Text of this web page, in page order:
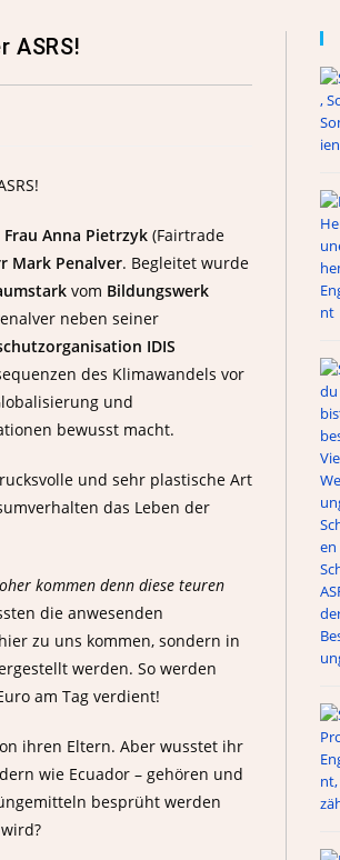
ASRS!
Anna Pietrzyk (Fairtrade
Mark Penalver. Begleitet wurde
vom Bildungswerk
neben seiner
IDIS
des Klimawandels vor
und
bewusst macht.
und sehr plastische Art
das Leben der
kommen denn diese teuren
die anwesenden
zu uns kommen, sondern in
werden. So werden
am Tag verdient!
ihren Eltern. Aber wusstet ihr
wie Ecuador – gehören und
besprüht werden